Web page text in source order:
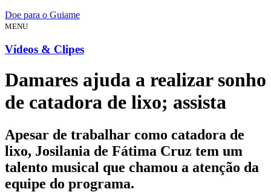
Doe para o Guiame
MENU
Vídeos & Clipes
Damares ajuda a realizar sonho
de catadora de lixo; assista
Apesar de trabalhar como catadora de
lixo, Josilania de Fátima Cruz tem um
talento musical que chamou a atenção da
equipe do programa.